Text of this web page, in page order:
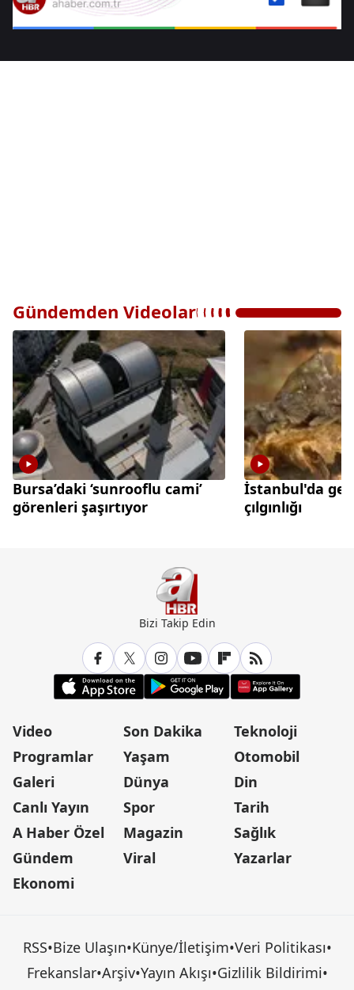
Gündemden Videolar
Bursa’daki ‘sunrooflu cami’
görenleri şaşırtıyor
İstanbul'da
çılgınlığı
Bizi Takip Edin
Video
Programlar
Galeri
Canlı Yayın
A Haber Özel
Gündem
Ekonomi
Son Dakika
Yaşam
Dünya
Spor
Magazin
Viral
Teknoloji
Otomobil
Din
Tarih
Sağlık
Yazarlar
RSS•Bize Ulaşın•Künye/İletişim•Veri Politikası•
Frekanslar•Arşiv•Yayın Akışı•Gizlilik Bildirimi•